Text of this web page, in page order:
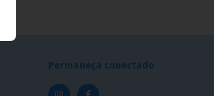
Permaneça conectado